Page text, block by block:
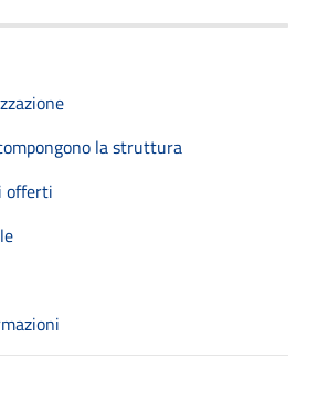
la struttura
offerti